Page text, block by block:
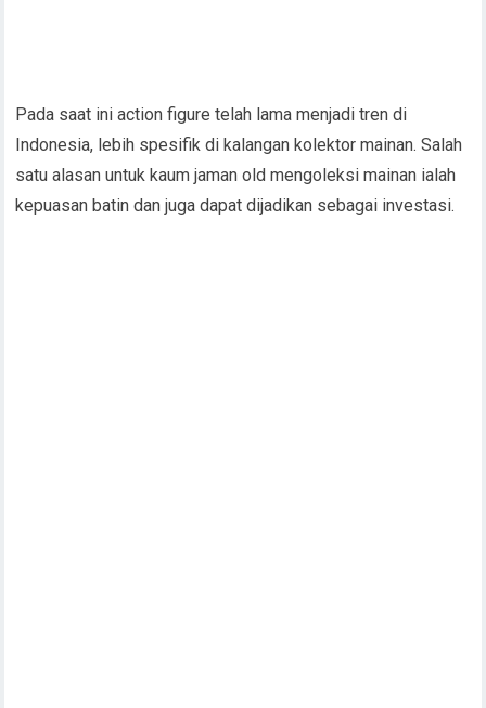
Pada saat ini action figure telah lama menjadi tren di
Indonesia, lebih spesifik di kalangan kolektor mainan. Salah
satu alasan untuk kaum jaman old mengoleksi mainan ialah
kepuasan batin dan juga dapat dijadikan sebagai investasi.